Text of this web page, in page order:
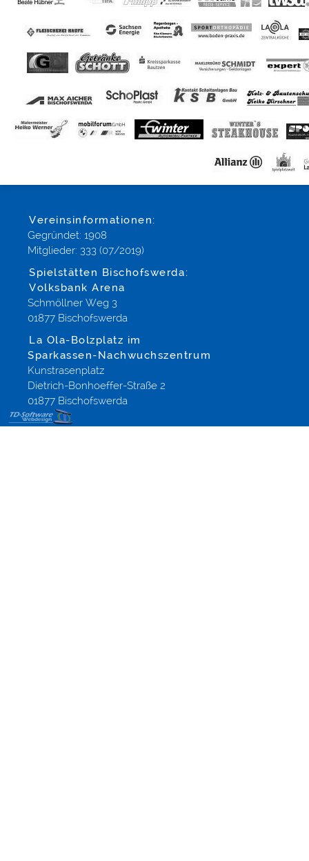
Vereinsinformationen:
Gegründet: 1908
Mitglieder: 333 (07/2019)
Spielstätten Bischofswerda:
Volksbank Arena
Schmöllner Weg 3
01877 Bischofswerda
La Ola-Bolzplatz im
Sparkassen-Nachwuchszentrum
Kunstrasenplatz
Dietrich-Bonhoeffer-Straße 2
01877 Bischofswerda